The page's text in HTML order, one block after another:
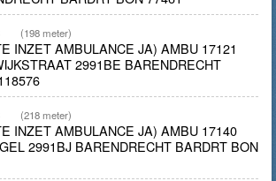
(198 meter)
INZET AMBULANCE JA) AMBU 17121
2991BE BARENDRECHT
(218 meter)
INZET AMBULANCE JA) AMBU 17140
2991BJ BARENDRECHT BARDRT BON